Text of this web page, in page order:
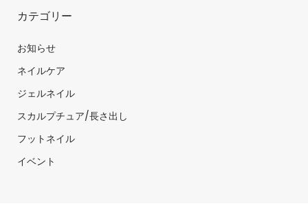
カテゴリー
お知らせ
ネイルケア
ジェルネイル
スカルプチュア/長さ出し
フットネイル
イベント